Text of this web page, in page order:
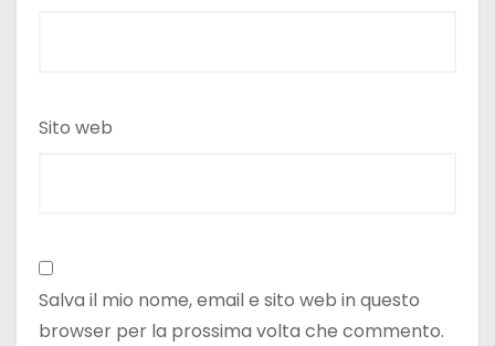
Sito web
Salva il mio nome, email e sito web in questo
browser per la prossima volta che commento.